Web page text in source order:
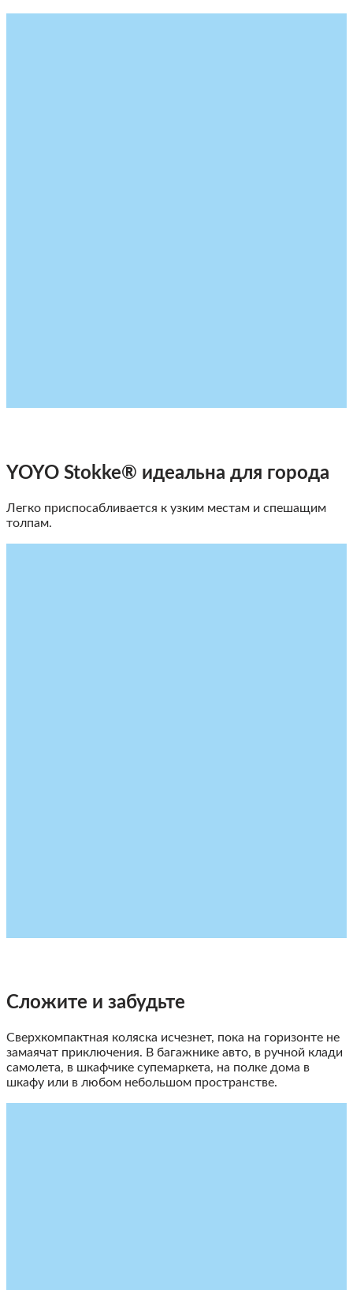
YOYO Stokke® идеальна для города
Легко приспосабливается к узким местам и спешащим
толпам.
Сложите и забудьте
Cверхкомпактная коляска исчезнет, пока на горизонте не
замаячат приключения. В багажнике авто, в ручной клади
самолета, в шкафчике супемаркета, на полке дома в
шкафу или в любом небольшом пространстве.